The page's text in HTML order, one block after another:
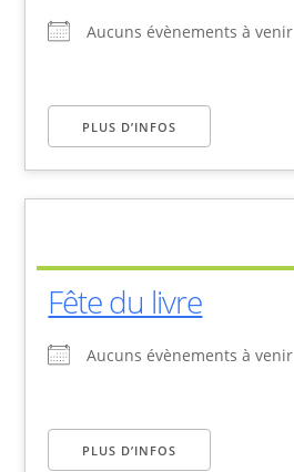
Aucuns évènements à venir
PLUS D’INFOS
Fête du livre
Aucuns évènements à venir
PLUS D’INFOS